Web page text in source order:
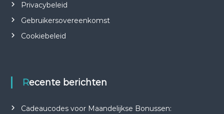
Privacybeleid
Gebruikersovereenkomst
Cookiebeleid
Recente berichten
Cadeaucodes voor Maandelijkse Bonussen: